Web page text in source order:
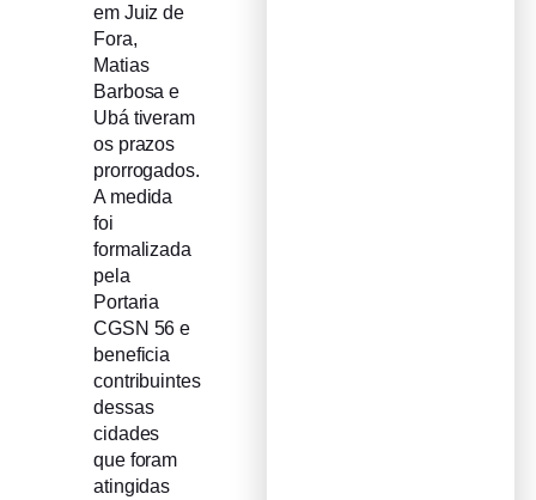
em Juiz de
Fora,
Matias
Barbosa e
Ubá tiveram
os prazos
prorrogados.
A medida
foi
formalizada
pela
Portaria
CGSN 56 e
beneficia
contribuintes
dessas
cidades
que foram
atingidas